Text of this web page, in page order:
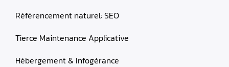
Référencement naturel: SEO
Tierce Maintenance Applicative
Hébergement & Infogérance